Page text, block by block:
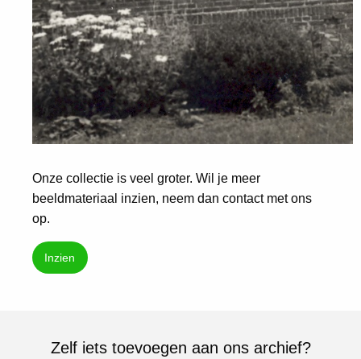
Onze collectie is veel groter. Wil je meer
beeldmateriaal inzien, neem dan contact met ons
op.
Inzien
Zelf iets toevoegen aan ons archief?